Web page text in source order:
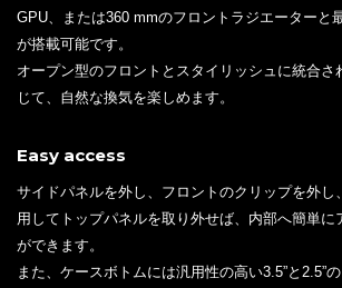
GPU、または360 mmのフロントラジエーターと
が搭載可能です。
オープン型のフロントとスタイリッシュに統合さ
じて、自然な換気を楽しめます。
Easy access
サイドパネルを外し、フロントのクリップを外し
用してトップパネルを取り外せば、内部へ簡単に
ができます。
また、ケースボトムには汎用性の高い3.5”と2.5”